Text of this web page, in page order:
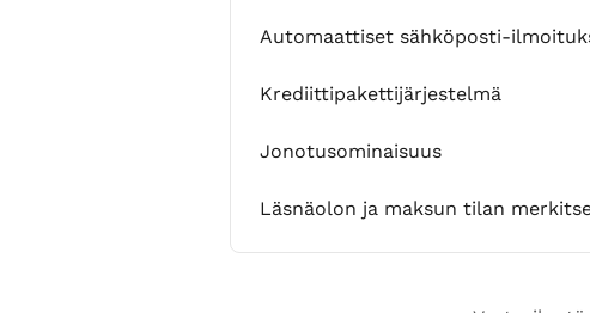
Automaattiset sähköposti-
Krediittipakettijärjestelmä
Jonotusominaisuus
Läsnäolon ja maksun tilan